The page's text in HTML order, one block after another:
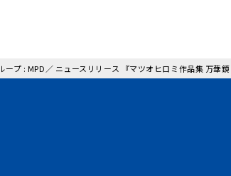
ープ : MPD／ ニュースリリース 『マツオヒロミ作品集 万華